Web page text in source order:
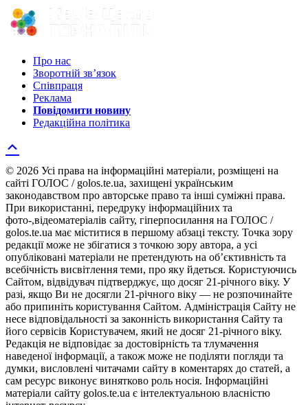
Про нас
Зворотній зв’язок
Співпраця
Реклама
Повідомити новину
Редакційна політика
© 2026 Усі права на інформаційні матеріали, розміщені на
сайті ГОЛОС / golos.te.ua, захищені українським
законодавством про авторське право та інші суміжні права.
При використанні, передруку інформаційних та
фото-,відеоматеріалів сайту, гіперпосилання на ГОЛОС /
golos.te.ua має міститися в першому абзаці тексту. Точка зору
редакції може не збігатися з точкою зору автора, а усі
опубліковані матеріали не претендують на об’єктивність та
всебічність висвітлення теми, про яку йдеться. Користуючись
Сайтом, відвідувач підтверджує, що досяг 21-річного віку. У
разі, якщо Ви не досягли 21-річного віку — не розпочинайте
або припиніть користування Сайтом. Адміністрація Сайту не
несе відповідальності за законність використання Сайту та
його сервісів Користувачем, який не досяг 21-річного віку.
Редакція не відповідає за достовірність та тлумачення
наведеної інформації, а також може не поділяти погляди та
думки, висловлені читачами сайту в коментарях до статей, а
сам ресурс виконує винятково роль носія. Інформаційні
матеріали сайту golos.te.ua є інтелектуальною власністю